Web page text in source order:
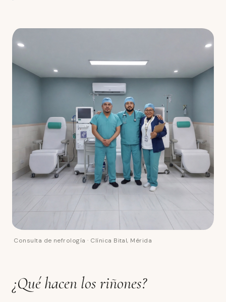
Consulta de nefrología · Clínica Bital, Mérida
¿Qué hacen los riñones?